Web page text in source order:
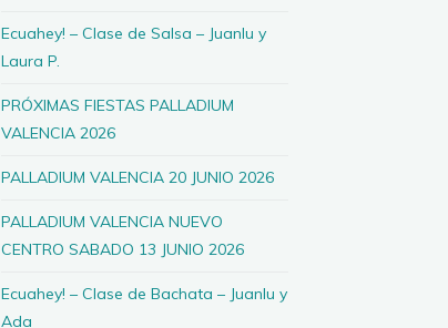
Ecuahey! – Clase de Salsa – Juanlu y
Laura P.
PRÓXIMAS FIESTAS PALLADIUM
VALENCIA 2026
PALLADIUM VALENCIA 20 JUNIO 2026
PALLADIUM VALENCIA NUEVO
CENTRO SABADO 13 JUNIO 2026
Ecuahey! – Clase de Bachata – Juanlu y
Ada